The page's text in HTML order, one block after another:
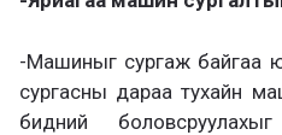
-Машиныг сургаж байгаа
сургасны дараа тухайн
бидний